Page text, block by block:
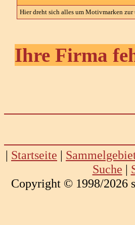
Hier dreht sich alles um Motivmarken zur
Ihre Firma
| Startseite |
Suche |
Copyright © 1998/2026